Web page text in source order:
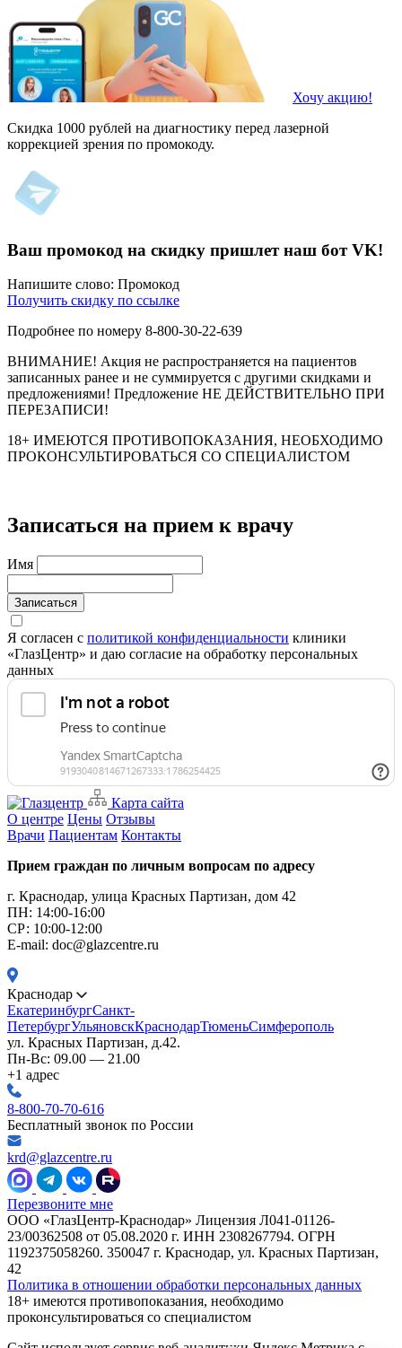
Хочу акцию!
Скидка 1000 рублей на диагностику перед лазерной
коррекцией зрения по промокоду.
Ваш промокод на скидку пришлет наш бот VK!
Напишите слово: Промокод
Получить скидку по ссылке
Подробнее по номеру 8-800-30-22-639
ВНИМАНИЕ! Акция не распространяется на пациентов
записанных ранее и не суммируется с другими скидками и
предложениями! Предложение НЕ ДЕЙСТВИТЕЛЬНО ПРИ
ПЕРЕЗАПИСИ!
18+ ИМЕЮТСЯ ПРОТИВОПОКАЗАНИЯ, НЕОБХОДИМО
ПРОКОНСУЛЬТИРОВАТЬСЯ СО СПЕЦИАЛИСТОМ
Записаться на прием к врачу
Имя
Записаться
Я согласен с политикой конфиденциальности клиники
«ГлазЦентр» и даю согласие на обработку персональных
данных
Карта сайта
О центре Цены Отзывы
Врачи Пациентам Контакты
Прием граждан по личным вопросам по адресу
г. Краснодар, улица Красных Партизан, дом 42
ПН: 14:00-16:00
CР: 10:00-12:00
E-mail: doc@glazcentre.ru
Краснодар
ЕкатеринбургСанкт-
ПетербургУльяновскКраснодарТюменьСимферополь
ул. Красных Партизан, д.42.
Пн-Вс: 09.00 — 21.00
+1 адрес
8-800-70-70-616
Бесплатный звонок по России
krd@glazcentre.ru
Перезвоните мне
ООО «ГлазЦентр-Краснодар» Лицензия Л041-01126-
23/00362508 от 05.08.2020 г. ИНН 2308267794. ОГРН
1192375058260. 350047 г. Краснодар, ул. Красных Партизан,
42
Политика в отношении обработки персональных данных
18+ имеются противопоказания, необходимо
проконсультироваться со специалистом